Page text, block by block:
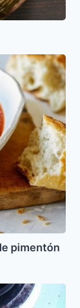
pimentón